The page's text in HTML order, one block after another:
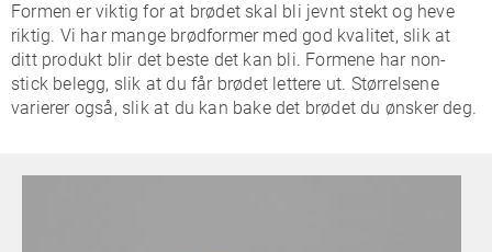
Formen er viktig for at brødet skal bli jevnt stekt og heve
riktig. Vi har mange brødformer med god kvalitet, slik at
ditt produkt blir det beste det kan bli. Formene har non-
stick belegg, slik at du får brødet lettere ut. Størrelsene
varierer også, slik at du kan bake det brødet du ønsker deg.